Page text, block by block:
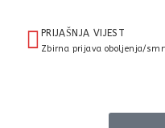
PRIJAŠNJA VIJEST